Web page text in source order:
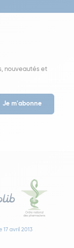
nouveautés et
avril 2013